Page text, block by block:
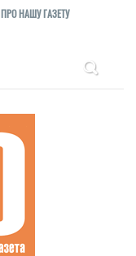
ПРО НАШУ ГАЗЕТУ